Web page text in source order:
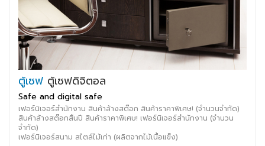
ตู้เซฟ ตู้เซฟดิจิตอล
Safe and digital safe
เฟอร์นิเจอร์สำนักงาน สินค้าล้างสต๊อก สินค้าราคาพิเศษ! (จำนวนจำกัด)
สินค้าล้างสต๊อกสิ้นปี สินค้าราคาพิเศษ! เฟอร์นิเจอร์สำนักงาน (จำนวน
จำกัด)
เฟอร์นิเจอร์สนาม สไตล์ไม้เก่า (ผลิตจากไม้เนื้อแข็ง)